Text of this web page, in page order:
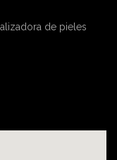
de pieles